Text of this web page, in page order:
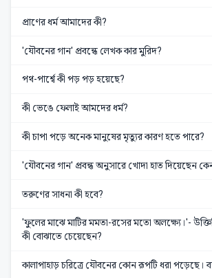
প্রাণের ধর্ম আমাদের কী?
'যৌবনের গান' প্রবন্ধে লেখক কার মুরিদ?
পথ-পার্শ্বে কী পড় পড় হয়েছে?
কী ভেঙে ফেলাই আমদের ধর্ম?
কী চাপা পড়ে অনেক মানুষের মৃত্যুর কারণ হতে পারে?
'যৌবনের গান' প্রবন্ধ অনুসারে খোদা হাত দিয়েছেন
তরুণের সাধনা কী হবে?
'ফুলের মাঝে মাটির মমতা-রসের মতো অলক্ষ্যে।'-
কী বোঝাতে চেয়েছেন?
কালাপাহাড় চরিত্রে যৌবনের কোন রূপটি ধরা পড়েছে।